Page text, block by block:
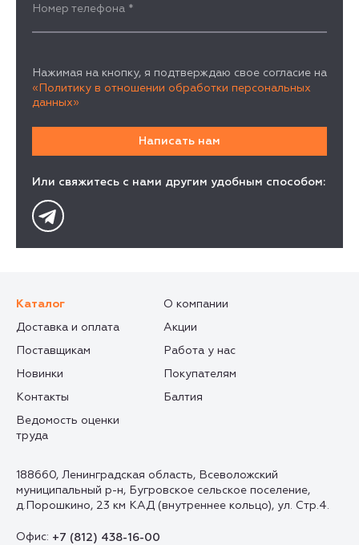
Номер телефона *
Нажимая на кнопку, я подтверждаю свое согласие на
«Политику в отношении обработки персональных
данных»
Или свяжитесь с нами другим удобным способом:
188660, Ленинградская область, Всеволожский
муниципальный р-н, Бугровское сельское поселение,
д.Порошкино, 23 км КАД (внутреннее кольцо), ул. Стр.4.
Офис: +7 (812) 438-16-00
Каталог
О компании
Доставка и оплата
Акции
Поставщикам
Работа у нас
Новинки
Покупателям
Контакты
Балтия
Ведомость оценки
труда